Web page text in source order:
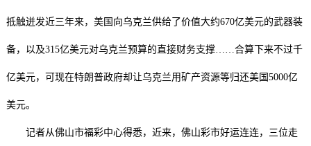
抵触迸发近三年来，美国向乌克兰供给了价值大约670亿美元的武器装
备，以及315亿美元对乌克兰预算的直接财务支撑……合算下来不过千
亿美元，可现在特朗普政府却让乌克兰用矿产资源等归还美国5000亿
美元。
记者从佛山市福彩中心得悉，近来，佛山彩市好运连连，三位走